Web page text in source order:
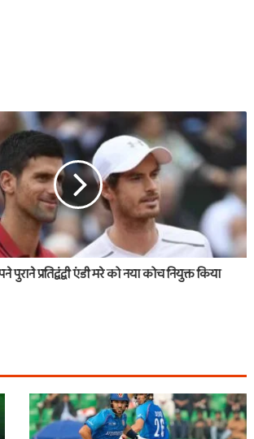
प्रतिद्वंद्वी एंडी मरे को नया कोच नियुक्त किया